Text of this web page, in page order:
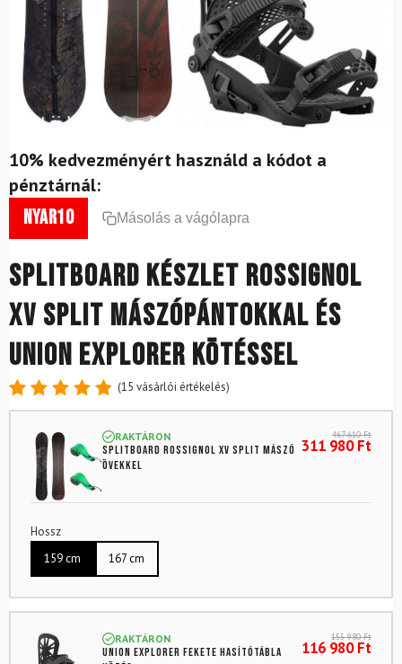
10% kedvezményért használd a kódot a
pénztárnál:
nyar10 Másolás a vágólapra
Splitboard készlet ROSSIGNOL
XV Split mászópántokkal és
UNION Explorer kötéssel
Értékelés
5-ből,
15
értékelés
alapján
(15 vásárlói értékelés)
RAKTÁRON
Splitboard ROSSIGNOL XV Split mászó
övekkel
467 610Ft
311 980Ft
Hossz
159 cm
167 cm
RAKTÁRON
UNION Explorer Fekete hasítótábla
155 980Ft
116 980Ft